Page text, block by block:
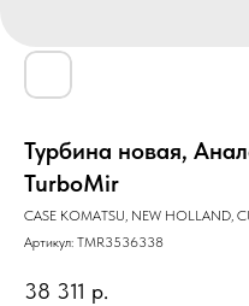
Турбина новая,
TurboMir
CASE KOMATSU, NEW HOLLAND,
Артикул: TMR3536338
38 311 р.